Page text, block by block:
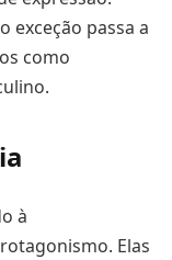
exceção passa a
como
à
Elas